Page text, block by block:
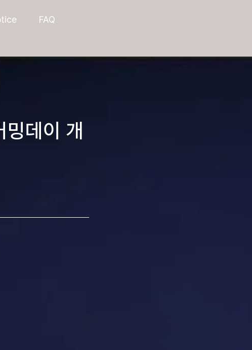
FAQ
데이 개